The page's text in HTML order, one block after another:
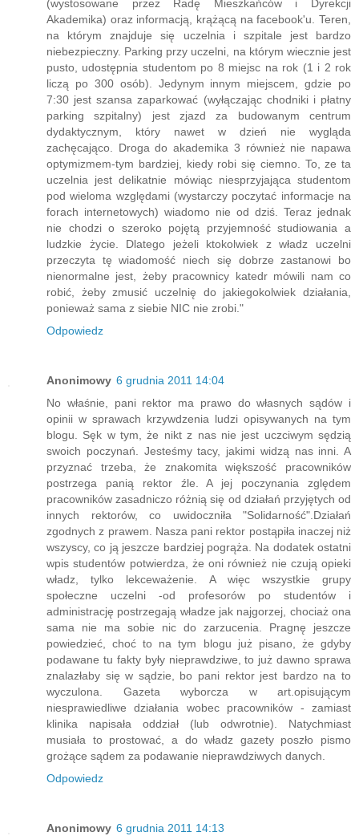
(wystosowane przez Radę Mieszkańców i Dyrekcji
Akademika) oraz informacją, krążącą na facebook'u. Teren,
na którym znajduje się uczelnia i szpitale jest bardzo
niebezpieczny. Parking przy uczelni, na którym wiecznie jest
pusto, udostępnia studentom po 8 miejsc na rok (1 i 2 rok
liczą po 300 osób). Jedynym innym miejscem, gdzie po
7:30 jest szansa zaparkować (wyłączając chodniki i płatny
parking szpitalny) jest zjazd za budowanym centrum
dydaktycznym, który nawet w dzień nie wygląda
zachęcająco. Droga do akademika 3 również nie napawa
optymizmem-tym bardziej, kiedy robi się ciemno. To, ze ta
uczelnia jest delikatnie mówiąc niesprzyjająca studentom
pod wieloma względami (wystarczy poczytać informacje na
forach internetowych) wiadomo nie od dziś. Teraz jednak
nie chodzi o szeroko pojętą przyjemność studiowania a
ludzkie życie. Dlatego jeżeli ktokolwiek z władz uczelni
przeczyta tę wiadomość niech się dobrze zastanowi bo
nienormalne jest, żeby pracownicy katedr mówili nam co
robić, żeby zmusić uczelnię do jakiegokolwiek działania,
ponieważ sama z siebie NIC nie zrobi."
Odpowiedz
Anonimowy 6 grudnia 2011 14:04
No właśnie, pani rektor ma prawo do własnych sądów i
opinii w sprawach krzywdzenia ludzi opisywanych na tym
blogu. Sęk w tym, że nikt z nas nie jest uczciwym sędzią
swoich poczynań. Jesteśmy tacy, jakimi widzą nas inni. A
przyznać trzeba, że znakomita większość pracowników
postrzega panią rektor źle. A jej poczynania zględem
pracowników zasadniczo różnią się od działań przyjętych od
innych rektorów, co uwidoczniła "Solidarność".Działań
zgodnych z prawem. Nasza pani rektor postąpiła inaczej niż
wszyscy, co ją jeszcze bardziej pogrąża. Na dodatek ostatni
wpis studentów potwierdza, że oni również nie czują opieki
władz, tylko lekceważenie. A więc wszystkie grupy
społeczne uczelni -od profesorów po studentów i
administrację postrzegają władze jak najgorzej, chociaż ona
sama nie ma sobie nic do zarzucenia. Pragnę jeszcze
powiedzieć, choć to na tym blogu już pisano, że gdyby
podawane tu fakty były nieprawdziwe, to już dawno sprawa
znalazłaby się w sądzie, bo pani rektor jest bardzo na to
wyczulona. Gazeta wyborcza w art.opisującym
niesprawiedliwe działania wobec pracowników - zamiast
klinika napisała oddział (lub odwrotnie). Natychmiast
musiała to prostować, a do władz gazety poszło pismo
grożące sądem za podawanie nieprawdziwych danych.
Odpowiedz
Anonimowy 6 grudnia 2011 14:13